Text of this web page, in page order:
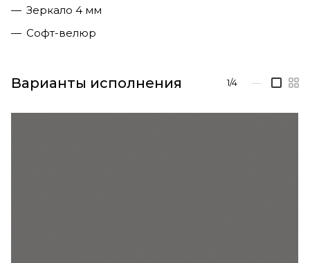
Зеркало 4 мм
Софт-велюр
Варианты исполнения 1/4 —